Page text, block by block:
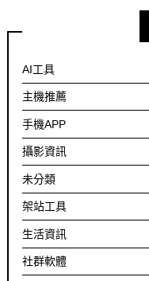
AI工具
主機推薦
手機APP
攝影資訊
未分類
架站工具
生活資訊
社群軟體